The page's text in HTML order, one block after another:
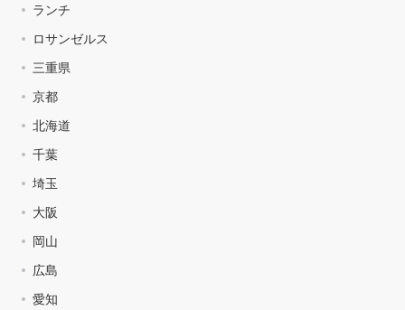
ランチ
ロサンゼルス
三重県
京都
北海道
千葉
埼玉
大阪
岡山
広島
愛知